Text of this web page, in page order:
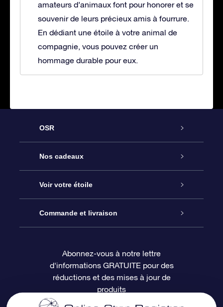
amateurs d’animaux font pour honorer et se
souvenir de leurs précieux amis à fourrure.
En dédiant une étoile à votre animal de
compagnie, vous pouvez créer un
hommage durable pour eux.
OSR
Service
À propos de l’OSR
Nous contacter
Questions fréquemment posées
Revues
Nos cadeaux
Cadeau d’étoile en ligne
Coffret cadeau OSR
Carte cadeau OSR
Voir votre étoile
Registre des étoiles
Page d’accueil personnalisée
Commande et livraison
Informations de paiement
Informations d’expédition
Abonnez-vous à notre lettre
d'informations GRATUITE pour des
réductions et des mises à jour de
produits